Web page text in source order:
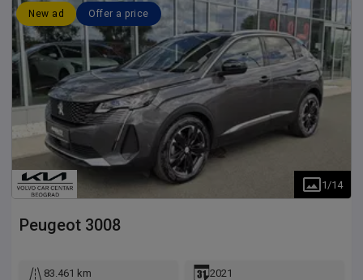
New ad Offer a price
1 /14
Peugeot 3008
83.461 km 2021